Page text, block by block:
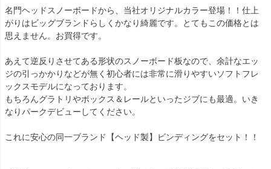
名門ヘッドスノーボードから、当社オリジナルカラー登場！！仕上
がりはビッグブランドらしくかなり綺麗です。とてもこの価格とは
思えません。お買得です。
あえて逆反りさせてある形状のスノーボード板なので、余計なエッ
ジの引っかかりなどが無く初心者には非常に滑りやすいソフトフレ
ックスモデルになっております。
もちろんグラトリやボックス＆レールといったジブにも最適。いき
なりパークデビューしてください。
これに安心の同一ブランド【ヘッド製】ビンディングをセット！！